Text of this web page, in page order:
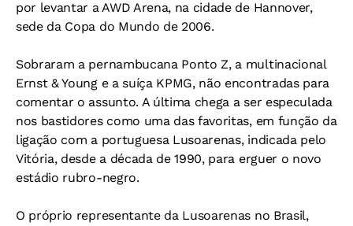
por levantar a AWD Arena, na cidade de Hannover,
sede da Copa do Mundo de 2006.
Sobraram a pernambucana Ponto Z, a multinacional
Ernst & Young e a suíça KPMG, não encontradas para
comentar o assunto. A última chega a ser especulada
nos bastidores como uma das favoritas, em função da
ligação com a portuguesa Lusoarenas, indicada pelo
Vitória, desde a década de 1990, para erguer o novo
estádio rubro-negro.
O próprio representante da Lusoarenas no Brasil,